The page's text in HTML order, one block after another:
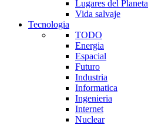
Lugares del Planeta
Vida salvaje
Tecnologia
TODO
Energia
Espacial
Futuro
Industria
Informatica
Ingenieria
Internet
Nuclear